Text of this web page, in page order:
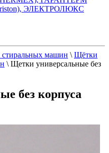
ЭЛЕКТРОЛЮКС
стиральных машин \ Щётки
\ Щетки универсальные без
без корпуса